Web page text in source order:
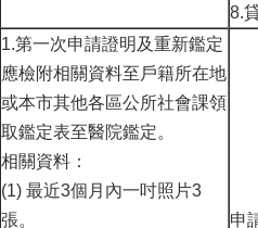
8.
1.第一次申請證明及重新鑑定
應檢附相關資料至戶籍所在地
或本市其他各區公所社會課領
取鑑定表至醫院鑑定。
相關資料：
(1) 最近3個月內一吋照片3
張。
申